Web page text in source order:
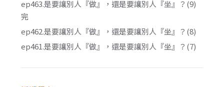
ep463.是要讓別人『做』，還是要讓別人『坐』？(9)
完
ep462.是要讓別人『做』，還是要讓別人『坐』？(8)
ep461.是要讓別人『做』，還是要讓別人『坐』？(7)